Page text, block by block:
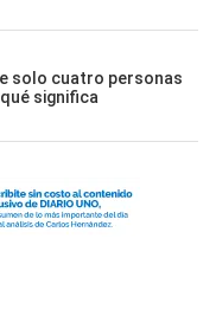
solo cuatro personas
qué significa